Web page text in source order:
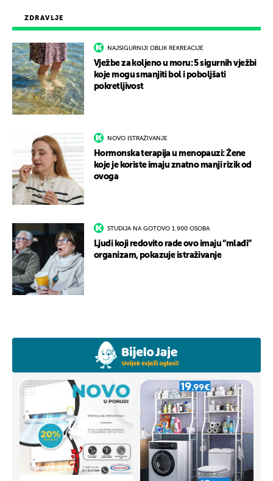
ZDRAVLJE
NAJSIGURNIJI OBLIK REKREACIJE
Vježbe za koljeno u moru: 5 sigurnih vježbi
koje mogu smanjiti bol i poboljšati
pokretljivost
NOVO ISTRAŽIVANJE
Hormonska terapija u menopauzi: Žene
koje je koriste imaju znatno manji rizik od
ovoga
STUDIJA NA GOTOVO 1.900 OSOBA
Ljudi koji redovito rade ovo imaju “mlađi”
organizam, pokazuje istraživanje